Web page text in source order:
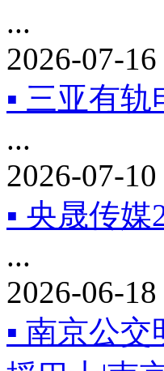
...
2026-07-16
▪ 三亚有
...
2026-07-10
▪ 央晟传
...
2026-06-18
▪ 南京公